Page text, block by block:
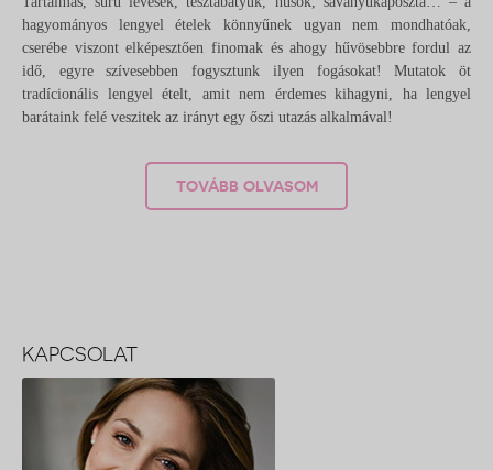
hagyományos lengyel ételek könnyűnek ugyan nem mondhatóak,
cserébe viszont elképesztően finomak és ahogy hűvösebbre fordul az
idő, egyre szívesebben fogysztunk ilyen fogásokat! Mutatok öt
tradícionális lengyel ételt, amit nem érdemes kihagyni, ha lengyel
barátaink felé veszitek az irányt egy őszi utazás alkalmával!
TOVÁBB OLVASOM
KAPCSOLAT